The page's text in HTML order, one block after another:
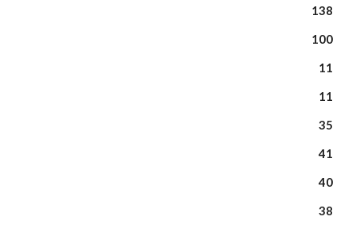
138
100
11
11
35
41
40
38